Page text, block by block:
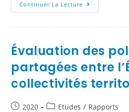
Continuer La Lecture
Évaluation des
partagées entre
collectivités
2020 Etudes / Rapports